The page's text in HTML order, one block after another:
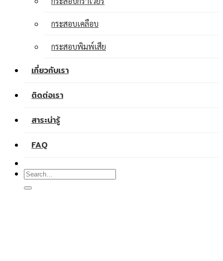
กระสอบเคลือบ
กระสอบพิมพ์เสีย
เกี่ยวกับเรา
ติดต่อเรา
สาระน่ารู้
FAQ
Search
for: